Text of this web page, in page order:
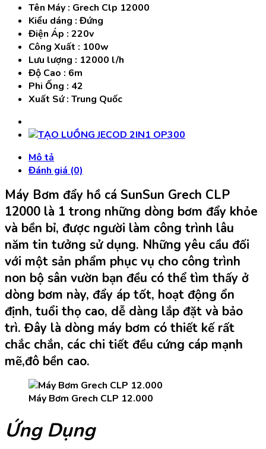
Tên Máy : Grech Clp 12000
Kiểu dáng : Đứng
Điện Áp : 220v
Công Xuất : 100w
Lưu lượng : 12000 l/h
Độ Cao : 6m
Phi Ống : 42
Xuất Sứ : Trung Quốc
Mô tả
Đánh giá (0)
Máy Bơm đẩy hồ cá SunSun Grech CLP
12000 là 1 trong những dòng bơm đẩy khỏe
và bền bỉ, được người làm công trình lâu
năm tin tưởng sử dụng. Những yêu cầu đối
với một sản phẩm phục vụ cho công trình
non bộ sân vườn bạn đều có thể tìm thấy ở
dòng bơm này, đẩy áp tốt, hoạt động ổn
định, tuổi thọ cao, dễ dàng lắp đặt và bảo
trì. Đây là dòng máy bơm có thiết kế rất
chắc chắn, các chi tiết đều cứng cáp mạnh
mẽ,đô bền cao.
Máy Bơm Grech CLP 12.000
Ứng Dụng